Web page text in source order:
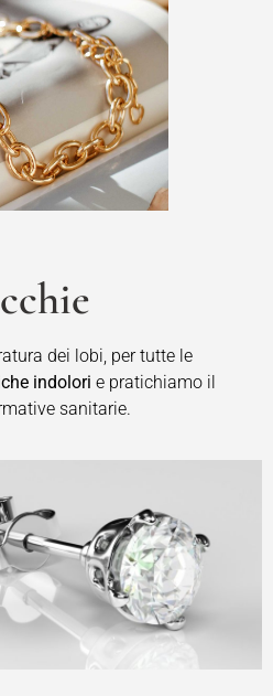
dei lobi, per tutte le
indolori e pratichiamo il
sanitarie.